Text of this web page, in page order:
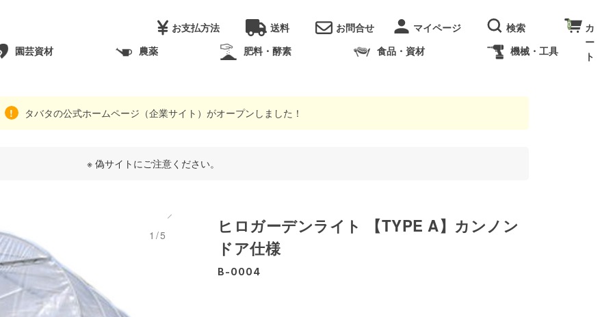
園芸資材 農薬 肥料・酵素 食品・資材 機械・工具
お支払方法 送料 お問合せ 0
タバタの公式ホームページ（企業サイト）がオープンしました！
※ 偽サイトにご注意ください。
1/5
ヒロガーデンライト 【TYPE A】カンノン
ドア仕様
B-0004